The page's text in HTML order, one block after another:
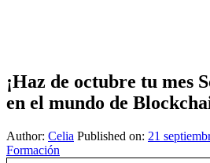
¡Haz de octubre tu mes
en el mundo de
Author: Celia Published on: 21
Formación